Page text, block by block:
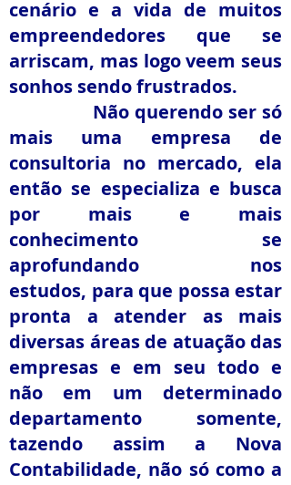
cenário e a vida de muitos
empreendedores que se
arriscam, mas logo veem seus
sonhos sendo frustrados.
Não querendo ser só
mais uma empresa de
consultoria no mercado, ela
então se especializa e busca
por mais e mais
conhecimento se
aprofundando nos
estudos, para que possa estar
pronta a atender as mais
diversas áreas de atuação das
empresas e em seu todo e
não em um determinado
departamento somente,
tazendo assim a Nova
Contabilidade, não só como a